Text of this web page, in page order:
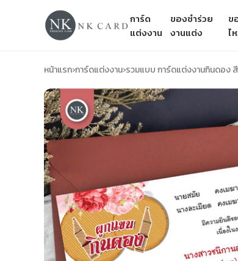
การ์ด
แต่งงาน
ของชำร่วย
งานแต่ง
ข
ไ
หน้าแรก›การ์ดแต่งงาน›รวมแบบ การ์ดแต่งงานกินดอง